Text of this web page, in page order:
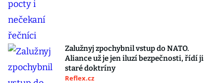
Zalužnyj zpochybnil vstup do NATO.
Aliance už je jen iluzí bezpečnosti, řídí ji
staré doktríny
Reflex.cz